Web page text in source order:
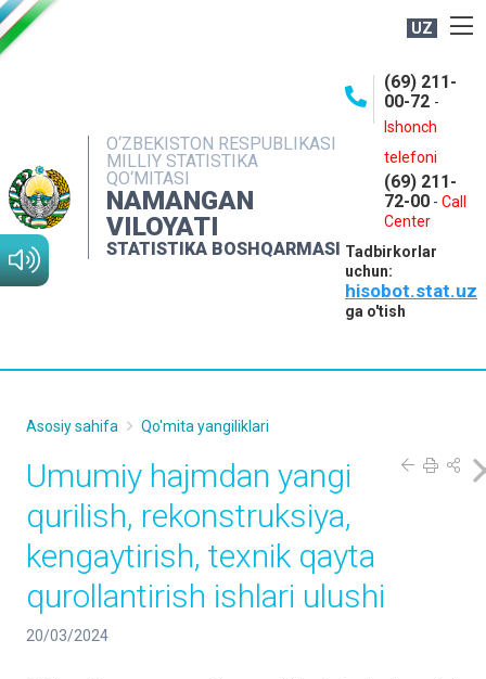
UZ
O‘ZBEKISTON RESPUBLIKASI
MILLIY STATISTIKA
QO‘MITASI
NAMANGAN
VILOYATI
STATISTIKA BOSHQARMASI
(69) 211-
00-72 -
Ishonch
telefoni
(69) 211-
72-00 - Call
Center
Tadbirkorlar
uchun:
hisobot.stat.uz
ga o'tish
NASHRLAR
INTERAKTIV XIZMATLAR
MATBUOT XIZMATI
MUROJAATLAR
Asosiy sahifa Qo'mita yangiliklari
Umumiy hajmdan yangi
qurilish, rekonstruksiya,
kengaytirish, texnik qayta
qurollantirish ishlari ulushi
20/03/2024